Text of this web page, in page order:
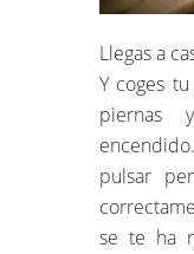
Llegas a
Y coges
piernas
pulsar
se te ha